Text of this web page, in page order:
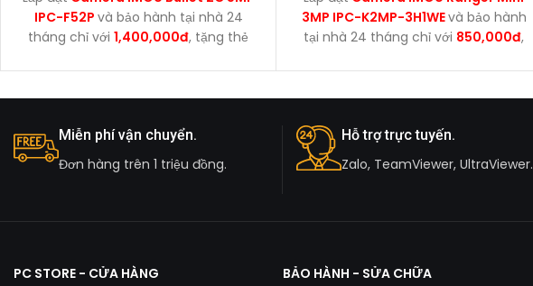
IPC-F52P và bảo hành tại nhà 24
tháng chỉ với 1,400,000đ, tặng thẻ
3MP IPC-K2MP-3H1WEvà bảo hành
tại nhà 24 tháng chỉ với 850,000đ,
Miễn phí vận chuyển.
Đơn hàng trên 1 triệu đồng.
Hỗ trợ trực tuyến.
Zalo, TeamViewer, UltraViewer.
PC STORE - CỬA HÀNG
BẢO HÀNH - SỬA CHỮA